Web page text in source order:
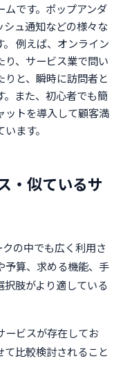
です。ポップアンダ
シュ通知などの様々な
例えば、オンライン
り、サービス業で問い
と、瞬時に訪問者と
また、初心者でも簡
ットを導入して顧客満
ます。
・似ているサ
の中でも広く利用さ
予算、求める機能、手
肢がより適している
ービスが存在してお
て比較検討されること